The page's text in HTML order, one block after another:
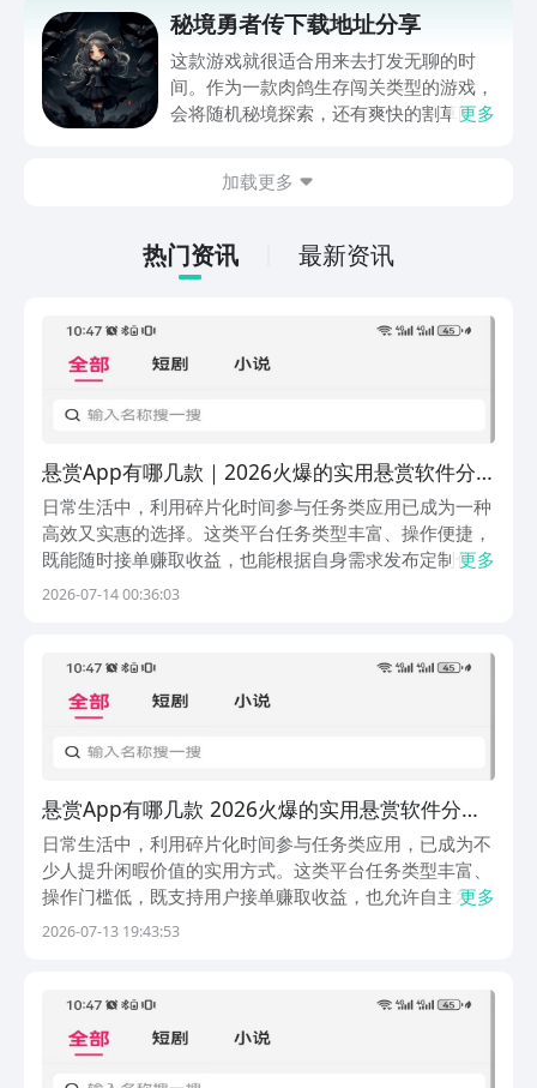
app进行下载会更加方便，九游是手游福
利最多的游戏平台，在这里不仅能够看到
游戏资源，还能及时查看后续的消息、活
动内容等相关信息。
秘境勇者传下载地址分享
这款游戏就很适合用来去打发无聊的时
间。作为一款肉鸽生存闯关类型的游戏，
会将随机秘境探索，还有爽快的割草闯关
接就可以下载。游戏的上手门槛还是比较
打发无聊的时间，可玩性真的比较高。
更多
加载更多
热门资讯 最新资讯
悬赏App有哪几款｜2026火爆的实用悬赏软件分
享合辑
日常生活中，利用碎片化时间参与任务类应用已成为一种
高效又实惠的选择。这类平台任务类型丰富、操作便捷，
既能随时接单赚取收益，也能根据自身需求发布定制化任
务，让零散时间真正发挥价值。如果您正寻找一款体验流
更多
2026-07-14 00:36:03
悬赏App有哪几款 2026火爆的实用悬赏软件分享
合辑
日常生活中，利用碎片化时间参与任务类应用，已成为不
少人提升闲暇价值的实用方式。这类平台任务类型丰富、
操作门槛低，既支持用户接单赚取收益，也允许自主发布
需求，灵活适配不同使用场景。无需高额投入，即可实现
更多
2026-07-13 19:43:53